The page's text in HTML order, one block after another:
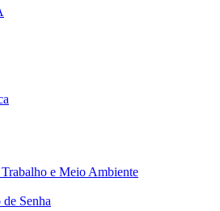
Trabalho e Meio Ambiente
Senha